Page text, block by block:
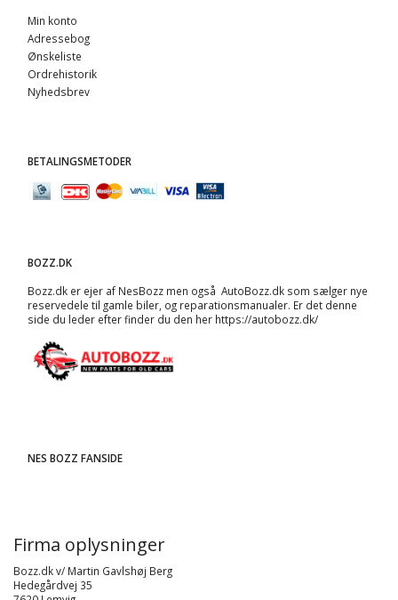
Min konto
Adressebog
Ønskeliste
Ordrehistorik
Nyhedsbrev
BETALINGSMETODER
BOZZ.DK
Bozz.dk er ejer af NesBozz men også AutoBozz.dk som sælger nye
reservedele til gamle biler, og reparationsmanualer. Er det denne
side du leder efter finder du den her https://autobozz.dk/
NES BOZZ FANSIDE
Firma oplysninger
Bozz.dk v/ Martin Gavlshøj Berg
Hedegårdvej 35